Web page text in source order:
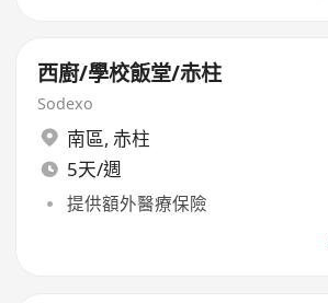
西廚/學校飯堂/赤柱
Sodexo
南區, 赤柱
5天/週
提供額外醫療保險